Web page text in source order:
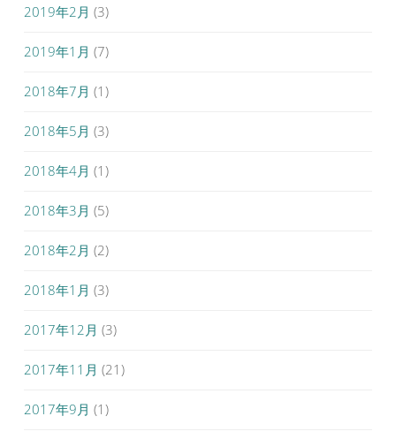
2019年2月 (3)
2019年1月 (7)
2018年7月 (1)
2018年5月 (3)
2018年4月 (1)
2018年3月 (5)
2018年2月 (2)
2018年1月 (3)
2017年12月 (3)
2017年11月 (21)
2017年9月 (1)